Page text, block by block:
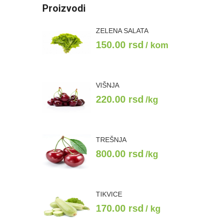
Proizvodi
ZELENA SALATA
150.00 rsd / kom
VIŠNJA
220.00 rsd /kg
TREŠNJA
800.00 rsd /kg
TIKVICE
170.00 rsd / kg